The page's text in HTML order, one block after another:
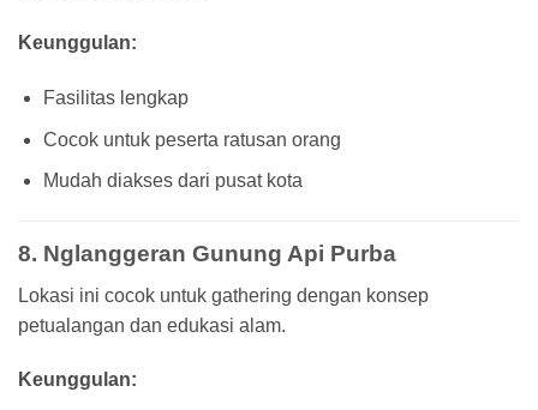
Keunggulan:
Fasilitas lengkap
Cocok untuk peserta ratusan orang
Mudah diakses dari pusat kota
8. Nglanggeran Gunung Api Purba
Lokasi ini cocok untuk gathering dengan konsep
petualangan dan edukasi alam.
Keunggulan: